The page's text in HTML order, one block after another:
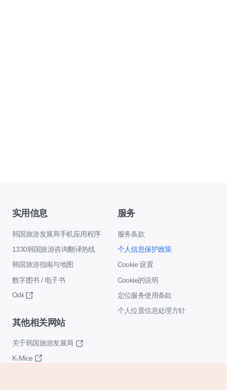
实用信息
韩国旅游发展局手机应用程序
1330韩国旅游咨询翻译热线
韩国旅游指南与地图
数字图书 / 电子书
Odii
服务
服务条款
个人信息保护政策
Cookie 设置
Cookie的说明
定位服务使用条款
个人位置信息处理方针
其他相关网站
关于韩国旅游发展局
K-Mice